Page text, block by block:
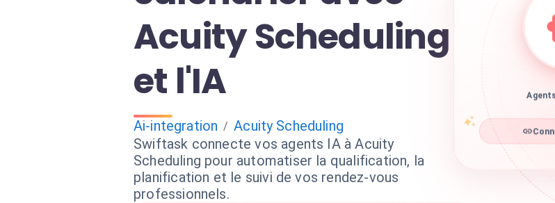
Acuity Scheduling
et l'IA
Ai-integration / Acuity Scheduling
Swiftask connecte vos agents IA à Acuity
Scheduling pour automatiser la qualification, la
planification et le suivi de vos rendez-vous
professionnels.